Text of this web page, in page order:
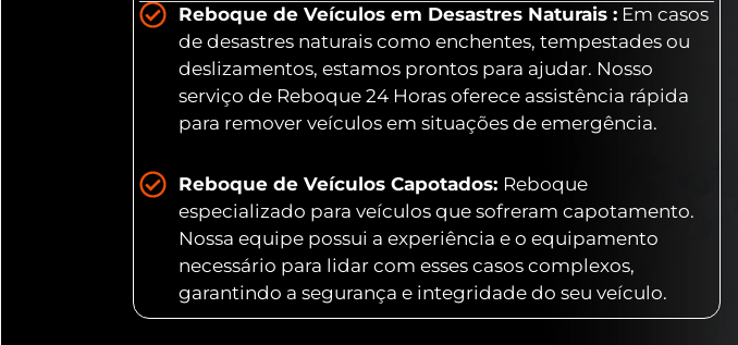
Reboque de Veículos em Desastres Naturais : Em casos
de desastres naturais como enchentes, tempestades ou
deslizamentos, estamos prontos para ajudar. Nosso
serviço de Reboque 24 Horas oferece assistência rápida
para remover veículos em situações de emergência.
Reboque de Veículos Capotados: Reboque
especializado para veículos que sofreram capotamento.
Nossa equipe possui a experiência e o equipamento
necessário para lidar com esses casos complexos,
garantindo a segurança e integridade do seu veículo.